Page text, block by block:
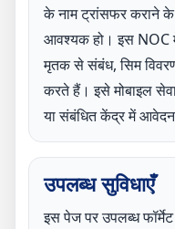
के नाम ट्रांसफर कराने के
आवश्यक हो। इस NOC
मृतक से संबंध, सिम
करते हैं। इसे मोबाइल
या संबंधित केंद्र में
उपलब्ध सुविधाएँ
इस पेज पर उपलब्ध